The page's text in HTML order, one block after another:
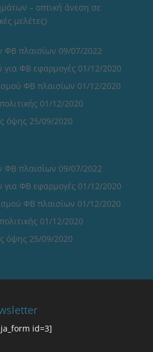
– οπτική άνεση σε
μελέτες)
ΦΒ πλαισίων 09/07/2022
για ΦΒ εφαρμογές 01/12/2020
ΦΒ πλαισίων 01/12/2020
01/12/2020
όψης 25/09/2020
ΦΒ πλαισίων 09/07/2022
για ΦΒ εφαρμογές 01/12/2020
ΦΒ πλαισίων 01/12/2020
01/12/2020
όψης 25/09/2020
id=3]